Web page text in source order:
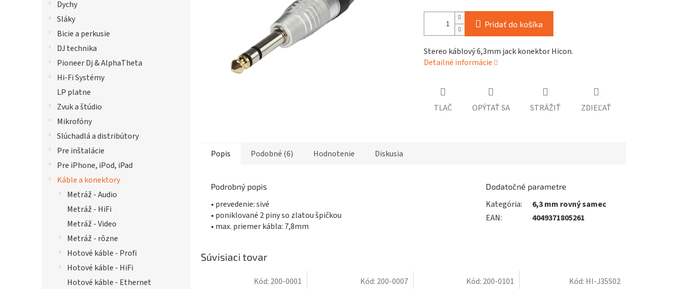
Dychy
Sláky
Bicie a perkusie
DJ technika
Pioneer Dj & AlphaTheta
Hi-Fi Systémy
LP platne
Zvuk a štúdio
Mikrofóny
Slúchadlá a distribútory
Pre inštalácie
Pre iPhone, iPod, iPad
Káble a konektory
Metráž - Audio
Metráž - HiFi
Metráž - Video
Metráž - rôzne
Hotové káble - Profi
Hotové káble - HiFi
Hotové káble - Ethernet
Pridať do košíka
Stereo káblový 6,3mm jack konektor Hicon.
Detailné informácie
TLAČ OPÝTAŤ SA STRÁŽIŤ ZDIEĽAŤ
Popis Podobné (6) Hodnotenie Diskusia
Podrobný popis
• prevedenie: sivé
• poniklované 2 piny so zlatou špičkou
• max. priemer kábla: 7,8mm
Dodatočné parametre
Kategória:
6,3 mm rovný samec
EAN: 4049371805261
Súvisiaci tovar
Kód: 200-0001 Kód: 200-0007 Kód: 200-0101 Kód: HI-J35S02